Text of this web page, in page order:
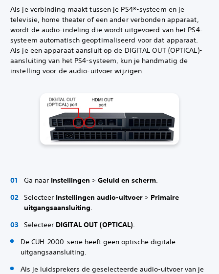
Als je verbinding maakt tussen je PS4®-systeem en je
televisie, home theater of een ander verbonden apparaat,
wordt de audio-indeling die wordt uitgevoerd van het PS4-
systeem automatisch geoptimaliseerd voor dat apparaat.
Als je een apparaat aansluit op de DIGITAL OUT (OPTICAL)-
aansluiting van het PS4-systeem, kun je handmatig de
instelling voor de audio-uitvoer wijzigen.
Ga naar Instellingen > Geluid en scherm.
Selecteer Instellingen audio-uitvoer > Primaire
uitgangsaansluiting.
Selecteer DIGITAL OUT (OPTICAL).
De CUH-2000-serie heeft geen optische digitale
uitgangsaansluiting.
Als je luidsprekers de geselecteerde audio-uitvoer van je